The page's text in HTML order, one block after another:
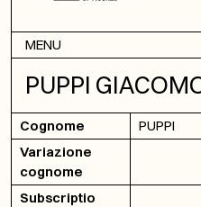
MENU
PUPPI
Cognome
PUPPI
Variazione
cognome
Subscriptio